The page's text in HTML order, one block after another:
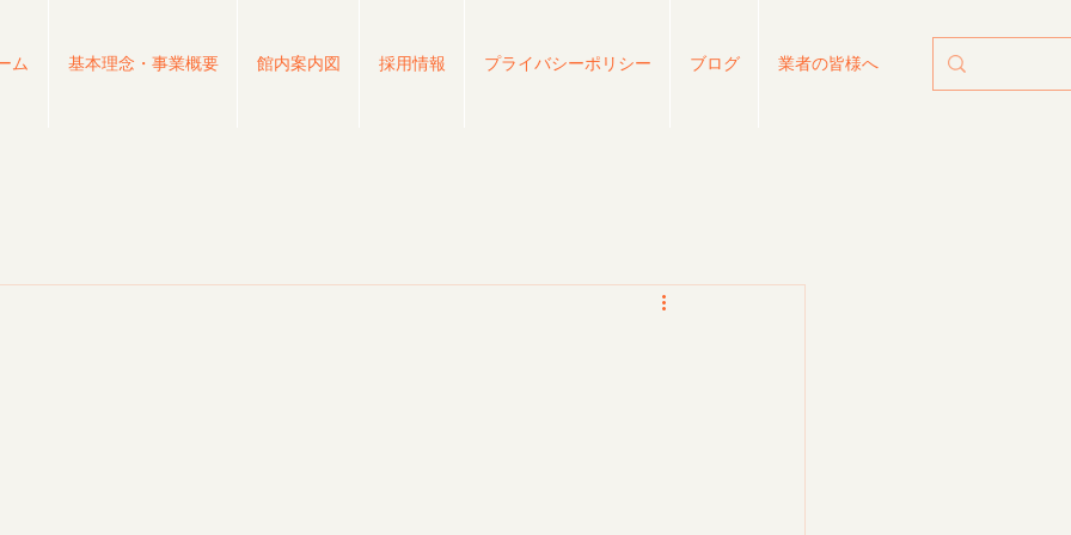
ム 基本理念・事業概要 館内案内図 採用情報 プライバシーポリシー ブログ 業者の皆様へ